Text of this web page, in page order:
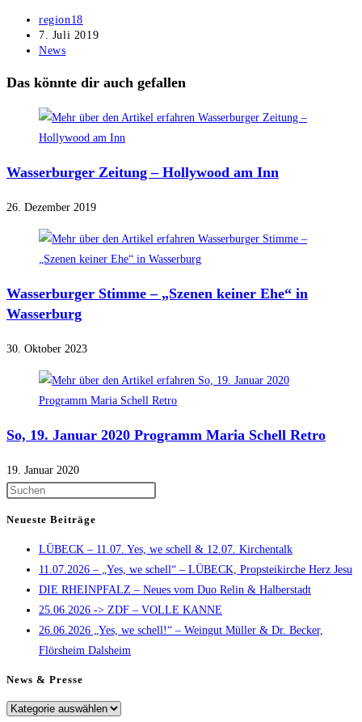
Beitrags-
Autor:
region18
Beitrag
veröffentlicht:
7. Juli 2019
Beitrags-
News
Das könnte dir auch gefallen
Wasserburger Zeitung – Hollywood am Inn
26. Dezember 2019
Wasserburger Stimme – „Szenen keiner Ehe“ in
Wasserburg
30. Oktober 2023
So, 19. Januar 2020 Programm Maria Schell Retro
19. Januar 2020
close
the
search
panel.
Neueste Beiträge
LÜBECK – 11.07. Yes, we schell & 12.07. Kirchentalk
11.07.2026 – „Yes, we schell“ – LÜBECK, Propsteikirche Herz Jesu
DIE RHEINPFALZ – Neues vom Duo Relin & Halberstadt
25.06.2026 -> ZDF – VOLLE KANNE
26.06.2026 „Yes, we schell!“ – Weingut Müller & Dr. Becker,
Flörsheim Dalsheim
News & Presse
News